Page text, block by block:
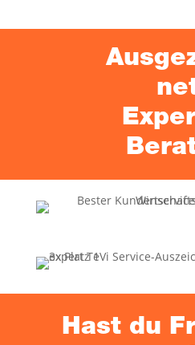
Hast du